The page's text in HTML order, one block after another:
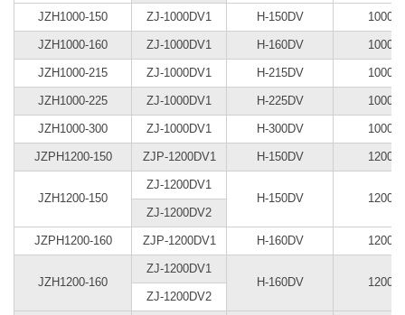
JZH1000-150 ZJ-1000DV1 H-150DV 1000
JZH1000-160 ZJ-1000DV1 H-160DV 1000
JZH1000-215 ZJ-1000DV1 H-215DV 1000
JZH1000-225 ZJ-1000DV1 H-225DV 1000
JZH1000-300 ZJ-1000DV1 H-300DV 1000
JZPH1200-150 ZJP-1200DV1 H-150DV 1200
JZH1200-150
ZJ-1200DV1
H-150DV
1200
ZJ-1200DV2
JZPH1200-160 ZJP-1200DV1 H-160DV 1200
JZH1200-160
ZJ-1200DV1
H-160DV
1200
ZJ-1200DV2